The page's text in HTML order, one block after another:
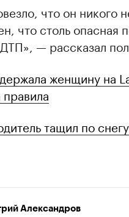
что он никого
что столь опасная
— рассказал
женщину на
тащил по
Александров